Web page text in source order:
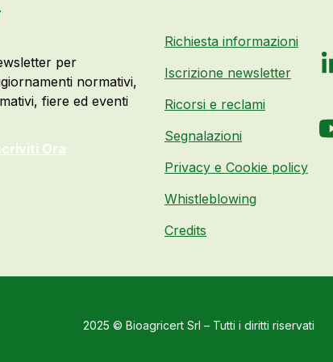
per
normativi,
fiere ed eventi
Ora
Richiesta informazioni
Iscrizione newsletter
Ricorsi e reclami
Segnalazioni
Privacy e Cookie policy
Whistleblowing
Credits
2025 © Bioagricert Srl – Tutti i diritti riservati